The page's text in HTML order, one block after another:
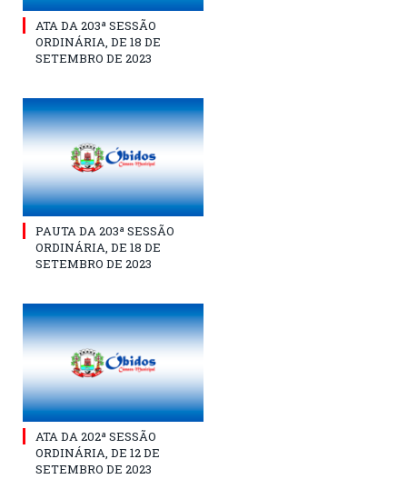
ATA DA 203ª SESSÃO
ORDINÁRIA, DE 18 DE
SETEMBRO DE 2023
PAUTA DA 203ª SESSÃO
ORDINÁRIA, DE 18 DE
SETEMBRO DE 2023
ATA DA 202ª SESSÃO
ORDINÁRIA, DE 12 DE
SETEMBRO DE 2023